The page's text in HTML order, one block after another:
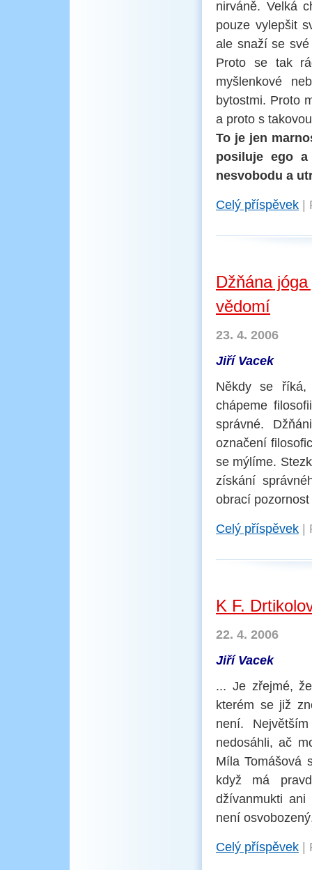
nirváně. Velká
pouze vylepšit
ale snaží se
Proto se tak
myšlenkové
bytostmi. Proto
a proto s
To je jen
posiluje ego
nesvobodu a
Celý příspěvek
Džňána
vědomí
23. 4. 2006
Jiří Vacek
Někdy se říká,
chápeme
správné.
označení
se mýlíme.
získání
obrací
Celý příspěvek
K F.
22. 4. 2006
Jiří Vacek
... Je zřejmé,
kterém se již
není.
nedosáhli, ač
Míla Tomášová
když má
džívanmukti
není
Celý příspěvek